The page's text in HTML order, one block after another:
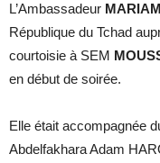
L’Ambassadeur
République du Tchad
courtoisie à SEM
en début de soirée.
Elle était accompagnée
Abdelfakhara Adam